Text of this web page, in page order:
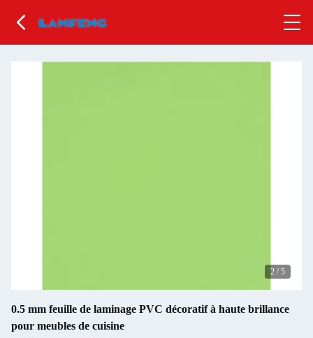
2 / 5
0.5 mm feuille de laminage PVC décoratif à haute brillance
pour meubles de cuisine